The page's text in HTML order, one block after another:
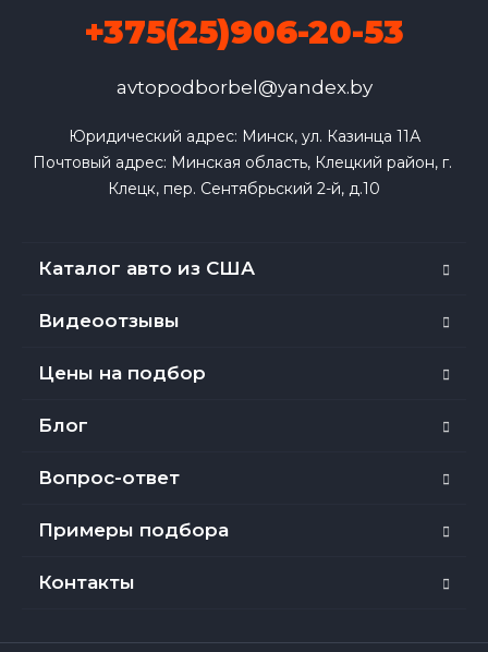
+375(25)906-20-53
avtopodborbel@yandex.by
Юридический адрес: Минск, ул. Казинца 11А
Почтовый адрес: Минская область, Клецкий район, г.
Клецк, пер. Сентябрьский 2-й, д.10
Каталог авто из США
Видеоотзывы
Цены на подбор
Блог
Вопрос-ответ
Примеры подбора
Контакты